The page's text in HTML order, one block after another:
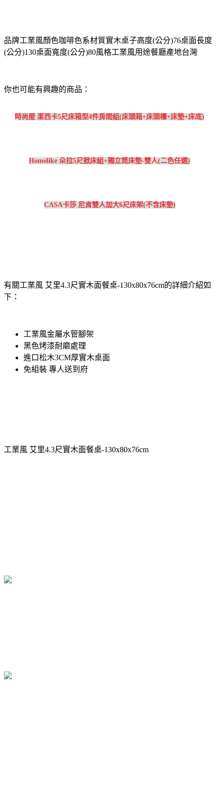
品牌工業風顏色咖啡色系材質實木桌子高度(公分)76桌面長度
(公分)130桌面寬度(公分)80風格工業風用途餐廳產地台灣
你也可能有興趣的商品：
時尚屋 潔西卡5尺床箱型4件房間組(床頭箱+床頭櫃+床墊+床底)
Homelike 朵拉5尺掀床組+獨立筒床墊-雙人(二色任選)
CASA卡莎 尼肯雙人加大6尺床架(不含床墊)
有關工業風 艾里4.3尺實木面餐桌-130x80x76cm的詳細介紹如
下：
工業風金屬水管腳架
黑色烤漆耐磨處理
進口松木3CM厚實木桌面
免組裝 專人送到府
工業風 艾里4.3尺實木面餐桌-130x80x76cm